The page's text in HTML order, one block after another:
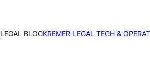
LEGAL BLOGKREMER LEGAL TECH &